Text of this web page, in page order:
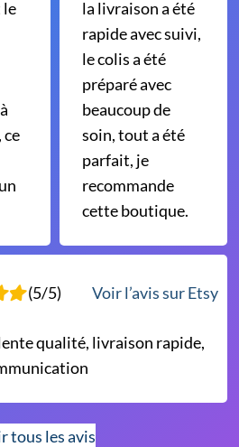
le
ce
la livraison a été
rapide avec suivi,
le colis a été
préparé avec
beaucoup de
soin, tout a été
parfait, je
recommande
cette boutique.
(5/5)
Voir l’avis sur Etsy
qualité, livraison rapide,
tous les avis